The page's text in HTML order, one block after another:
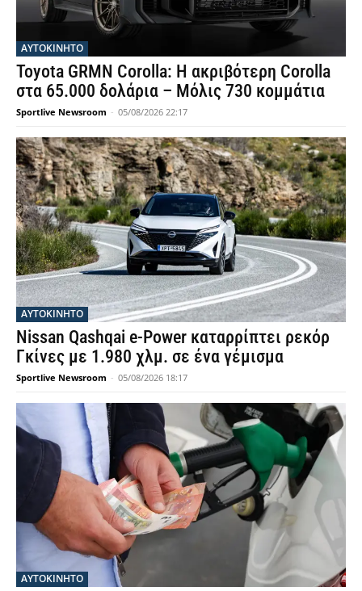
ΑΥΤΟΚΙΝΗΤΟ
Toyota GRMN Corolla: Η ακριβότερη Corolla
στα 65.000 δολάρια – Μόλις 730 κομμάτια
Sportlive Newsroom - 05/08/2026 22:17
ΑΥΤΟΚΙΝΗΤΟ
Nissan Qashqai e-Power καταρρίπτει ρεκόρ
Γκίνες με 1.980 χλμ. σε ένα γέμισμα
Sportlive Newsroom - 05/08/2026 18:17
ΑΥΤΟΚΙΝΗΤΟ